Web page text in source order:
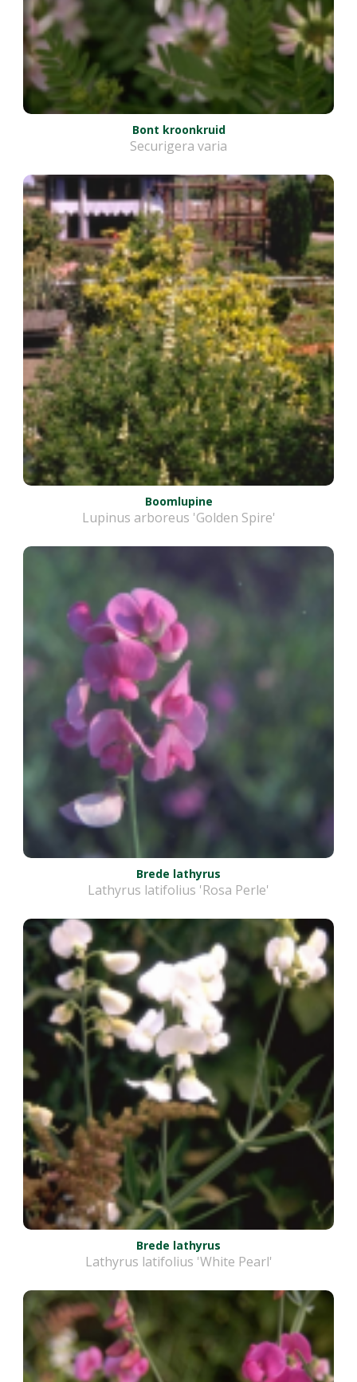
Bont kroonkruid
Securigera varia
Boomlupine
Lupinus arboreus 'Golden Spire'
Brede lathyrus
Lathyrus latifolius 'Rosa Perle'
Brede lathyrus
Lathyrus latifolius 'White Pearl'